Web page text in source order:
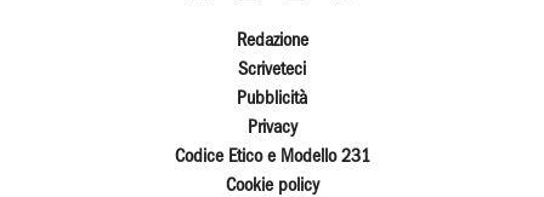
Redazione
Scriveteci
Pubblicità
Privacy
Codice Etico e Modello 231
Cookie policy